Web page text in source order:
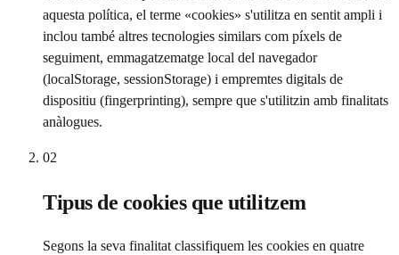
aquesta política, el terme «cookies» s'utilitza en sentit ampli i
inclou també altres tecnologies similars com píxels de
seguiment, emmagatzematge local del navegador
(localStorage, sessionStorage) i empremtes digitals de
dispositiu (fingerprinting), sempre que s'utilitzin amb finalitats
anàlogues.
02
Tipus de cookies que utilitzem
Segons la seva finalitat classifiquem les cookies en quatre